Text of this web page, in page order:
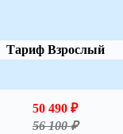
Тариф Взрослый
50 490 ₽
56 100 ₽